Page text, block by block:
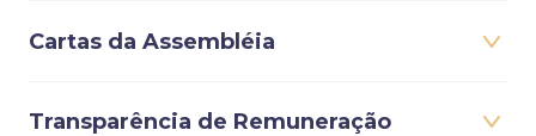
Cartas da Assembléia
Transparência de Remuneração